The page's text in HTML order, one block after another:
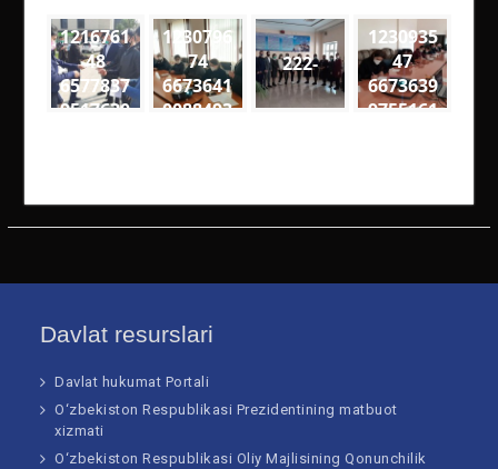
1216761
48
6577837
9517630
51652 n
1230796
74
6673641
0088493
46289 n
222-
1230935
47
6673639
9755161
61205 n
Davlat resurslari
Davlat hukumat Portali
O‘zbekiston Respublikasi Prezidentining matbuot
xizmati
O‘zbekiston Respublikasi Oliy Majlisining Qonunchilik